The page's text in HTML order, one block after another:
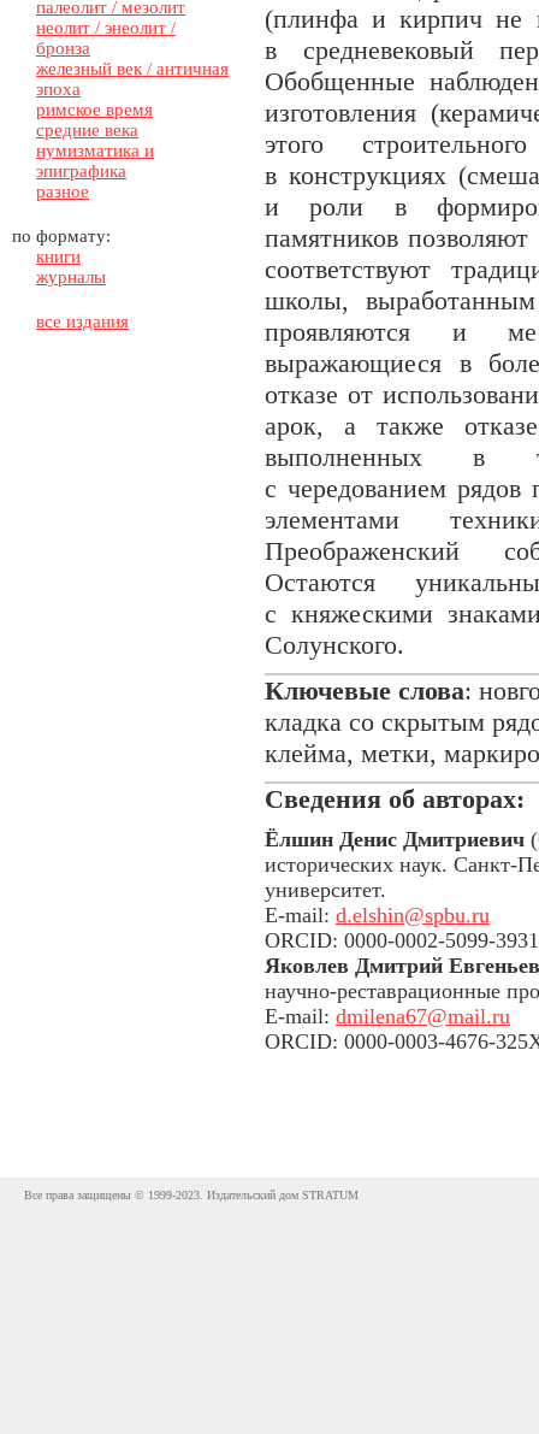
палеолит / мезолит
неолит / энеолит /
бронза
железный век / античная
эпоха
римское время
средние века
нумизматика и
эпиграфика
разное
по формату:
книги
журналы
все издания
(плинфа и кирпич не
в средневековый
Обобщенные
изготовления
этого
в конструкциях
и роли в
памятников
соответствуют
школы,
проявляются и
выражающиеся в
отказе от
арок, а также
выполненных в
с чередованием
элементами
Преображенский
Остаются
с княжескими
Солунского.
Ключевые слова:
кладка со скрытым
клейма, метки,
Сведения об авторах:
Ёлшин Денис Дмитриевич
исторических наук. Санкт-
университет.
E-mail: d.elshin@spbu.ru
ORCID: 0000-0002-5099-3931
Яковлев Дмитрий
научно-реставрационные
E-mail: dmilena67@mail.ru
ORCID: 0000-0003-4676-
Все права защищены © 1999-2023. Издательский дом STRATUM